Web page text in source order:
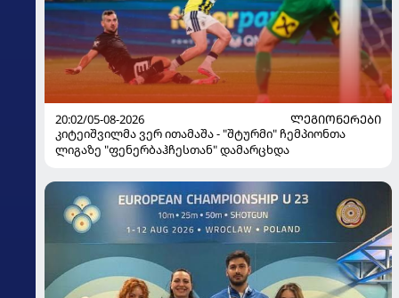
20:02/05-08-2026
ᲚᲔᲒᲘᲝᲜᲔᲠᲔᲑᲘ
კიტეიშვილმა ვერ ითამაშა - "შტურმი" ჩემპიონთა
ლიგაზე "ფენერბაჰჩესთან" დამარცხდა